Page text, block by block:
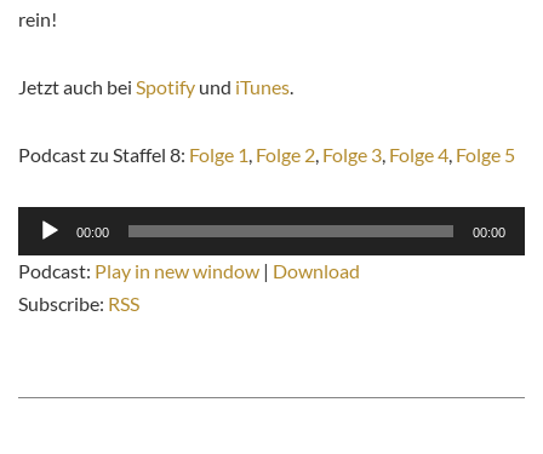
rein!
Jetzt auch bei Spotify und iTunes.
Podcast zu Staffel 8: Folge 1, Folge 2, Folge 3, Folge 4, Folge 5
Audio-
Player
00:00 00:00
Podcast: Play in new window | Download
Subscribe: RSS